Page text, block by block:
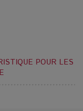
POUR LES